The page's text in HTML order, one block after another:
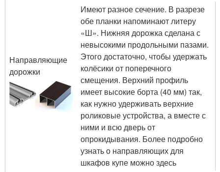
Направляющие
дорожки
Имеют разное сечение. В разрезе
обе планки напоминают литеру
«Ш». Нижняя дорожка сделана с
невысокими продольными пазами.
Этого достаточно, чтобы удержать
колёсики от поперечного
смещения. Верхний профиль
имеет высокие борта (40 мм) так,
как нужно удерживать верхние
роликовые устройства, а вместе с
ними и всю дверь от
опрокидывания. Более подробно
узнать о направляющих для
шкафов купе можно здесь